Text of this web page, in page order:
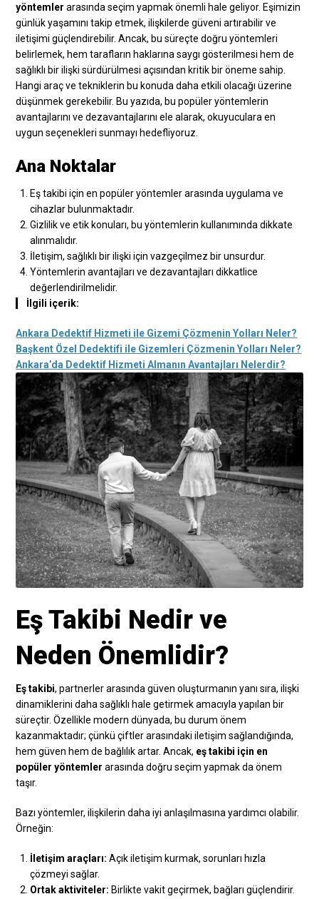
yöntemler arasında seçim yapmak önemli hale geliyor. Eşimizin
günlük yaşamını takip etmek, ilişkilerde güveni artırabilir ve
iletişimi güçlendirebilir. Ancak, bu süreçte doğru yöntemleri
belirlemek, hem tarafların haklarına saygı gösterilmesi hem de
sağlıklı bir ilişki sürdürülmesi açısından kritik bir öneme sahip.
Hangi araç ve tekniklerin bu konuda daha etkili olacağı üzerine
düşünmek gerekebilir. Bu yazıda, bu popüler yöntemlerin
avantajlarını ve dezavantajlarını ele alarak, okuyuculara en
uygun seçenekleri sunmayı hedefliyoruz.
Ana Noktalar
Eş takibi için en popüler yöntemler arasında uygulama ve
cihazlar bulunmaktadır.
Gizlilik ve etik konuları, bu yöntemlerin kullanımında dikkate
alınmalıdır.
İletişim, sağlıklı bir ilişki için vazgeçilmez bir unsurdur.
Yöntemlerin avantajları ve dezavantajları dikkatlice
değerlendirilmelidir.
İlgili içerik:
Ankara Dedektif Hizmeti ile Gizemi Çözmenin Yolları Neler?
Başkent Özel Dedektifi ile Gizemleri Çözmenin Yolları Neler?
Ankara’da Dedektif Hizmeti Almanın Avantajları Nelerdir?
Eş Takibi Nedir ve
Neden Önemlidir?
Eş takibi, partnerler arasında güven oluşturmanın yanı sıra, ilişki
dinamiklerini daha sağlıklı hale getirmek amacıyla yapılan bir
süreçtir. Özellikle modern dünyada, bu durum önem
kazanmaktadır; çünkü çiftler arasındaki iletişim sağlandığında,
hem güven hem de bağlılık artar. Ancak, eş takibi için en
popüler yöntemler arasında doğru seçim yapmak da önem
taşır.
Bazı yöntemler, ilişkilerin daha iyi anlaşılmasına yardımcı olabilir.
Örneğin:
İletişim araçları: Açık iletişim kurmak, sorunları hızla
çözmeyi sağlar.
Ortak aktiviteler: Birlikte vakit geçirmek, bağları güçlendirir.